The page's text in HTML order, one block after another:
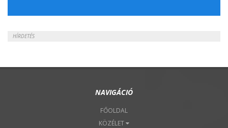
HÍRDETÉS
NAVIGÁCIÓ
FŐOLDAL
KÖZÉLET